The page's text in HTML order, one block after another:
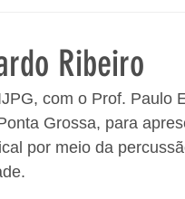
Ribeiro
com o Prof. Paulo
Grossa, para
por meio da